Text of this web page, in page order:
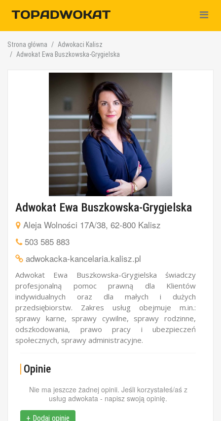
Strona główna
Adwokaci Kalisz
Adwokat Ewa Buszkowska-Grygielska
Adwokat Ewa Buszkowska-Grygielska
Aleja Wolności 17A/38, 62-800 Kalisz
503 585 883
adwokacka-kancelaria.kalisz.pl
Adwokat Ewa Buszkowska-Grygielska świadczy
profesjonalną pomoc prawną dla Klientów
indywidualnych oraz dla małych i dużych
przedsiębiorstw. Zakres usług obejmuje m.in.:
sprawy karne, sprawy cywilne, sprawy rodzinne,
odszkodowania, prawo pracy i ubezpieczeń
społecznych, sprawy administracyjne.
Opinie
Nie ma jeszcze żadnej opinii. Jeśli korzystałeś/aś z
usług adwokata - napisz swoją opinię.
+ Dodaj opinię